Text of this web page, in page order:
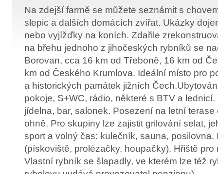
Na zdejší farmě se můžete seznámit s
slepic a dalších domácích zvířat. Ukázky
nebo vyjížďky na koních. Zdařile
na břehu jednoho z jihočeských rybníků se
Borovan, cca 16 km od Třeboně, 16 km od
km od Českého Krumlova. Ideální místo pro
a historických památek jižních
pokoje, S+WC, rádio, některé s BTV a
jídelna, bar, salonek. Posezení na letní terase
ohně. Pro skupiny lze zajistit grilování selat,
sport a volný čas: kulečník, sauna, posilovna.
(pískoviště, prolézačky, houpačky). Hřiště pro
Vlastní rybník se šlapadly, ve kterém lze též